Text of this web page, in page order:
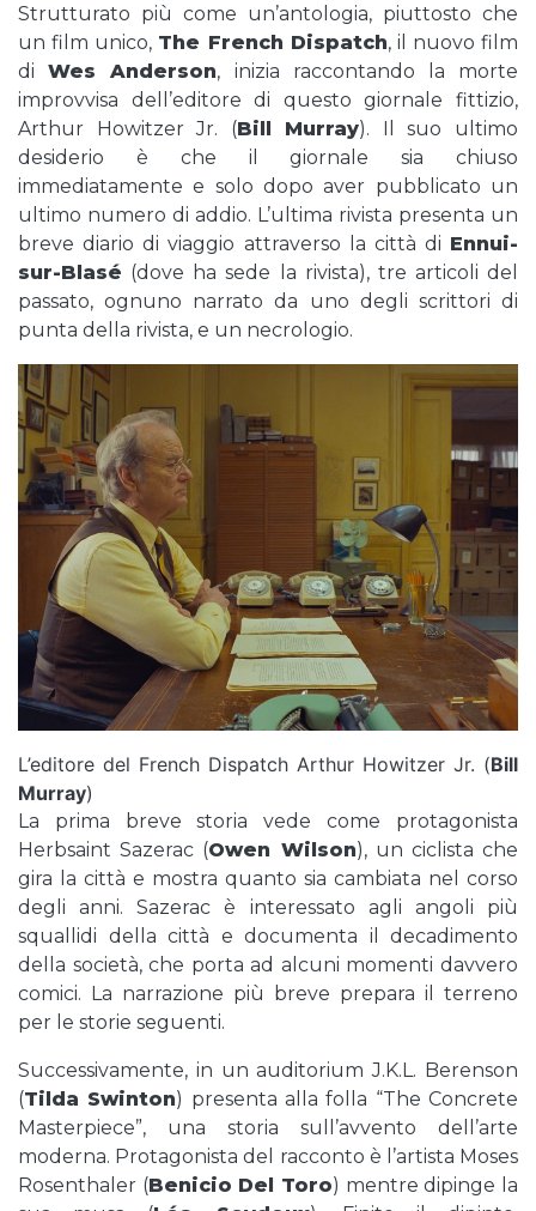
Strutturato più come un’antologia, piuttosto che
un film unico, The French Dispatch, il nuovo film
diWes Anderson, inizia raccontando la morte
improvvisa dell’editore di questo giornale fittizio,
Arthur Howitzer Jr. (Bill Murray). Il suo ultimo
desiderio è che il giornale sia chiuso
immediatamente e solo dopo aver pubblicato un
ultimo numero di addio. L’ultima rivista presenta un
breve diario di viaggio attraverso la città di Ennui-
sur-Blasé (dove ha sede la rivista), tre articoli del
passato, ognuno narrato da uno degli scrittori di
punta della rivista, e un necrologio.
L’editore del French Dispatch Arthur Howitzer Jr. (Bill
Murray)
La prima breve storia vede come protagonista
Herbsaint Sazerac (Owen Wilson), un ciclista che
gira la città e mostra quanto sia cambiata nel corso
degli anni. Sazerac è interessato agli angoli più
squallidi della città e documenta il decadimento
della società, che porta ad alcuni momenti davvero
comici. La narrazione più breve prepara il terreno
per le storie seguenti.
Successivamente, in un auditorium J.K.L. Berenson
(Tilda Swinton) presenta alla folla “The Concrete
Masterpiece”, una storia sull’avvento dell’arte
moderna. Protagonista del racconto è l’artista Moses
Rosenthaler (Benicio Del Toro) mentre dipinge la